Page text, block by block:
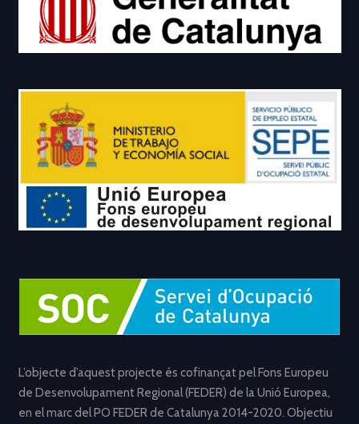
L’objecte d’aquest projecte és cofinançat pel Fons Europeu
de Desenvolupament Regional (FEDER) de la Unió Europea,
en el marc del PO FEDER de Catalunya 2014-2020. Objectiu